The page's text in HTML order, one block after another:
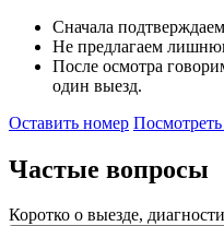
Сначала
Не предлагаем
После осмотра
один выезд.
Оставить номер
Частые вопросы
Коротко о выезде,